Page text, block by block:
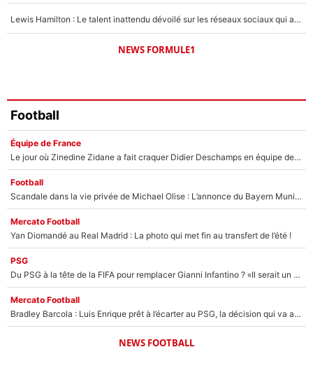
Lewis Hamilton : Le talent inattendu dévoilé sur les réseaux sociaux qui a impressionné Kim Kardashian pendant leurs vacances en amoureux !
NEWS FORMULE1
Football
Équipe de France
Le jour où Zinedine Zidane a fait craquer Didier Deschamps en équipe de France : «Je m’en suis voulu», l’ancien sélectionneur a regretté son geste !
Football
Scandale dans la vie privée de Michael Olise : L’annonce du Bayern Munich sur son enfant caché
Mercato Football
Yan Diomandé au Real Madrid : La photo qui met fin au transfert de l’été !
PSG
Du PSG à la tête de la FIFA pour remplacer Gianni Infantino ? «Il serait un mauvais président», le patron de la Liga s'attaque à Nasser Al-Khelaïfi !
Mercato Football
Bradley Barcola : Luis Enrique prêt à l’écarter au PSG, la décision qui va accélérer son transfert à Liverpool ?
NEWS FOOTBALL